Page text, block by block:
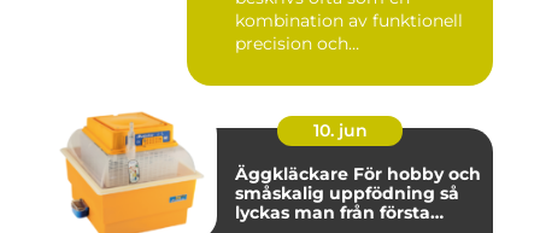
kombination av funktionell
precision och
10. jun
Äggkläckare För hobby och
småskalig uppfödning så
lyckas man från första